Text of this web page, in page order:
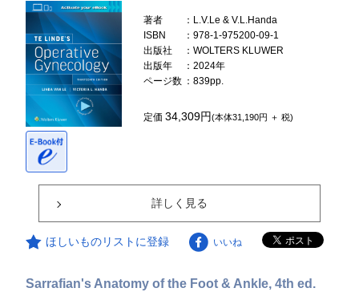
著者
：L.V.Le & V.L.Handa
ISBN
：978-1-975200-09-1
出版社
：WOLTERS KLUWER
出版年
：2024年
ページ数 ：839pp.
定価34,309円(本体31,190円 ＋ 税)
詳しく見る
ほしいものリストに登録 いいね
Sarrafian's Anatomy of the Foot & Ankle, 4th ed.